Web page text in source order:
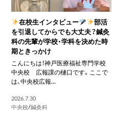
在校生インタビュー
部活
を引退してからでも大丈夫？鍼灸
科の先輩が学校・学科を決めた時
期ときっかけ
こんにちは！神戸医療福祉専門学校
中央校 広報課の樋口です。ここで
は、中央校広報...
2026.7.30
中央校/鍼灸科